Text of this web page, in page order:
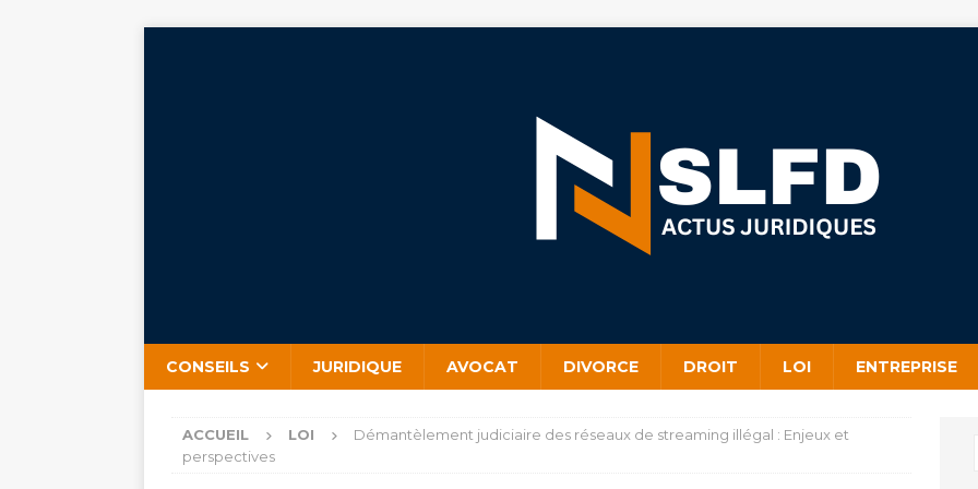
CONSEILS JURIDIQUE AVOCAT DIVORCE DROIT LOI ENTREPRISE
ACCUEIL LOI
Démantèlement judiciaire des réseaux de streaming illégal : Enjeux et
perspectives